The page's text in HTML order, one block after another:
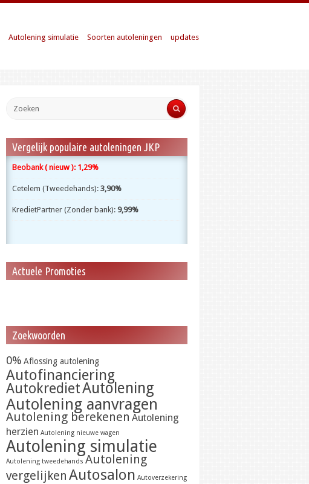
updates
Soorten autoleningen
Autolening simulatie
Vergelijk populaire autoleningen JKP
Beobank ( nieuw ): 1,29%
Cetelem (Tweedehands): 3,90%
KredietPartner (Zonder bank): 9,99%
Actuele Promoties
Zoekwoorden
0% Aflossing autolening
Autofinanciering
AutokredietAutolening
Autolening aanvragen
Autolening berekenen Autolening
herzien Autolening nieuwe wagen
Autolening simulatie
Autolening tweedehands Autolening
vergelijken Autosalon Autoverzekering